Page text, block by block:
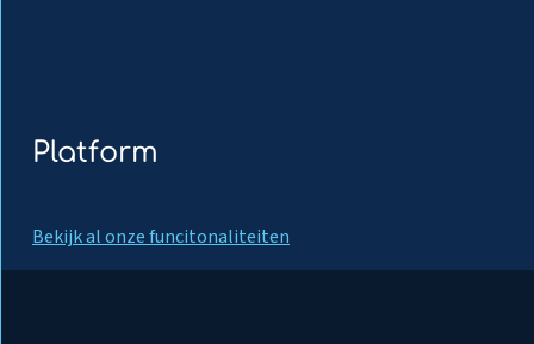
Platform
Bekijk al onze funcitonaliteiten